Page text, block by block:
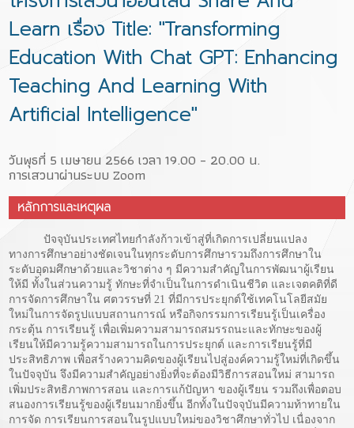
Learn เรื่อง Title: "Transforming
Education With Chat GPT: Enhancing
Teaching And Learning With
Artificial Intelligence"
วันพุธที่ 5 เมษายน 2566 เวลา 19.00 – 20.00 น.
การเสวนาผ่านระบบ Zoom
หลักการและเหตุผล
ปัจจุบันประเทศไทยกำลังก้าวเข้าสู่ที่เกิดการเปลี่ยนแปลง
ทางการศึกษาอย่างชัดเจนในทุกระดับการศึกษารวมถึงการศึกษาใน
ระดับอุดมศึกษาด้วยและวิชาต่าง ๆ มีความสำคัญในการพัฒนาผู้เรียน
ให้มี ทั้งในส่วนความรู้ ทักษะที่จำเป็นในการดำเนินชีวิต และเจตคติที่ดี
การจัดการศึกษาใน ศตวรรษที่ 21 ที่มีการประยุกต์ใช้เทคโนโลยีสมัย
ใหม่ในการจัดรูปแบบสถานการณ์ หรือกิจกรรมการเรียนรู้เป็นเครื่อง
กระตุ้น การเรียนรู้ เพื่อเพิ่มความสามารถสมรรถนะและทักษะของผู้
เรียนให้มีความรู้ความสามารถในการประยุกต์ และการเรียนรู้ที่มี
ประสิทธิภาพ เพื่อสร้างความคิดของผู้เรียนไปสู่องค์ความรู้ใหม่ที่เกิดขึ้น
ในปัจจุบัน จึงมีความสำคัญอย่างยิ่งที่จะต้องมีวิธีการสอนใหม่ สามารถ
เพิ่มประสิทธิภาพการสอน และการแก้ปัญหา ของผู้เรียน รวมถึงเพื่อตอบ
สนองการเรียนรู้ของผู้เรียนมากยิ่งขึ้น อีกทั้งในปัจจุบันมีความท้าทายใน
การจัด การเรียนการสอนในรูปแบบใหม่ของวิชาศึกษาทั่วไป เนื่องจาก